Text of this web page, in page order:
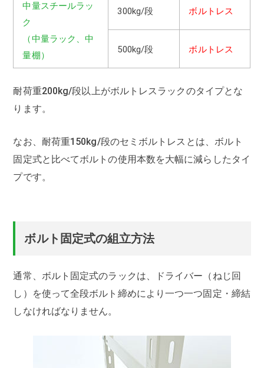
中量スチールラッ
ク
（中量ラック、中
量棚）
300kg/段 ボルトレス
500kg/段 ボルトレス
耐荷重200kg/段以上がボルトレスラックのタイプとな
ります。
なお、耐荷重150kg/段のセミボルトレスとは、ボルト
固定式と比べてボルトの使用本数を大幅に減らしたタイ
プです。
ボルト固定式の組立方法
通常、ボルト固定式のラックは、ドライバー（ねじ回
し）を使って全段ボルト締めにより一つ一つ固定・締結
しなければなりません。